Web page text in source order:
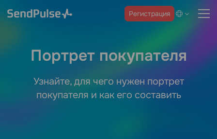
Регистрация
Портрет покупателя
Узнайте, для чего нужен портрет
покупателя и как его составить